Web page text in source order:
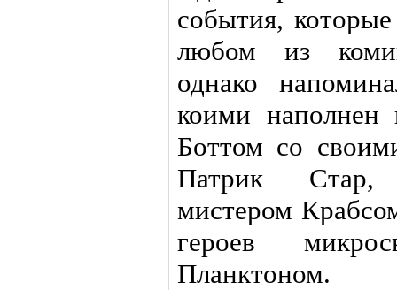
события,
любом из
однако
коими наполнен
Боттом со
Патрик Стар,
мистером
героев
Планктоном.